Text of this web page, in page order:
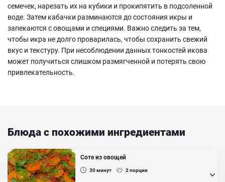
семечек, нарезать их на кубики и прокипятить в подсоленной
воде. Затем кабачки разминаются до состояния икры и
запекаются с овощами и специями. Важно следить за тем,
чтобы икра не долго проварилась, чтобы сохранить свежий
вкус и текстуру. При несоблюдении данных тонкостей икова
может получиться слишком размягченной и потерять свою
привлекательность.
Блюда с похожими ингредиентами
Соте из овощей
30минут 2порции